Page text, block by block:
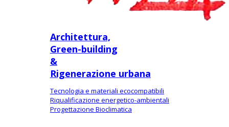
Architettura,
Green-building
&
Rigenerazione urbana
Tecnologia e materiali ecocompatibili
Riqualificazione energetico-ambientali
Progettazione Bioclimatica